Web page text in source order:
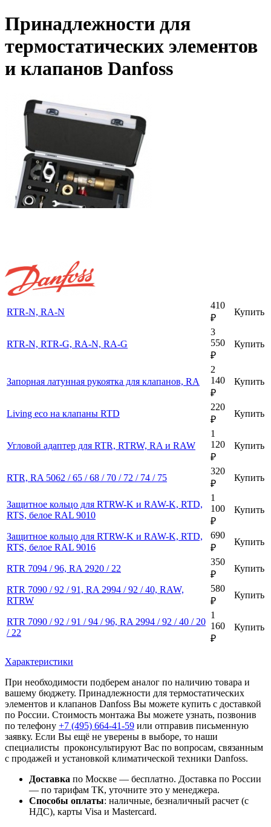
Принадлежности для
термостатических элементов
и клапанов Danfoss
RTR-N, RA-N
410
₽
Купить
RTR-N, RTR-G, RA-N, RA-G
3
550
₽
Купить
Запорная латунная рукоятка для клапанов, RA
2
140
₽
Купить
Living eco на клапаны RTD
220
₽
Купить
Угловой адаптер для RTR, RTRW, RA и RAW
1
120
₽
Купить
RTR, RA 5062 / 65 / 68 / 70 / 72 / 74 / 75
320
₽
Купить
Защитное кольцо для RTRW-K и RAW-K, RTD,
RTS, белое RAL 9010
1
100
₽
Купить
Защитное кольцо для RTRW-K и RAW-K, RTD,
RTS, белое RAL 9016
690
₽
Купить
RTR 7094 / 96, RA 2920 / 22
350
₽
Купить
RTR 7090 / 92 / 91, RA 2994 / 92 / 40, RAW,
RTRW
580
₽
Купить
RTR 7090 / 92 / 91 / 94 / 96, RA 2994 / 92 / 40 / 20
/ 22
1
160
₽
Купить
Характеристики
При необходимости подберем аналог по наличию товара и
вашему бюджету. Принадлежности для термостатических
элементов и клапанов Danfoss Вы можете купить с доставкой
по России. Стоимость монтажа Вы можете узнать, позвонив
по телефону +7 (495) 664-41-59 или отправив письменную
заявку. Если Вы ещё не уверены в выборе, то наши
специалисты проконсультируют Вас по вопросам, связанным
с продажей и установкой климатической техники Danfoss.
Доставка по Москве — бесплатно. Доставка по России
— по тарифам ТК, уточните это у менеджера.
Способы оплаты: наличные, безналичный расчет (с
НДС), карты Visa и Mastercard.